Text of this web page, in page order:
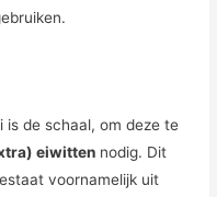
is de schaal, om deze te
eiwitten nodig. Dit
voornamelijk uit